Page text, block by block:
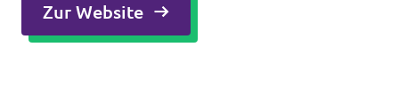
Zur Website